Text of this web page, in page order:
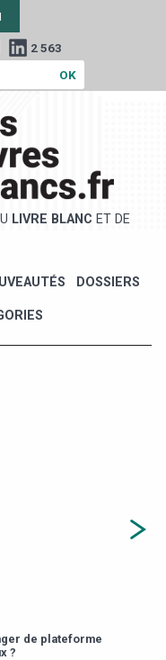
2 563
LIVRE BLANC ET DE
DOSSIERS
de plateforme
?